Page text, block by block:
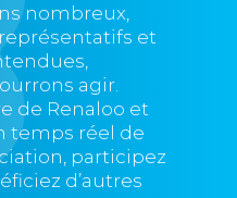
nombreux,
et
agir.
de Renaloo et
temps réel de
participez
d’autres